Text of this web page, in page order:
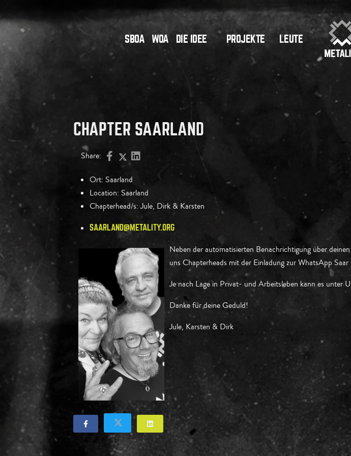
SBOA WOA DIE IDEE PROJEKTE LEUTE
CHAPTER SAARLAND
Share:
Ort: Saarland
Location: Saarland
Chapterhead/s:Jule, Dirk & Karsten
SAARLAND@METALITY.ORG
Neben der automatisierten Benachrichtigung über
uns Chapterheads mit der Einladung zur WhatsApp
Je nach Lage in Privat- und Arbeitsleben kann es unter
Danke für deine Geduld!
Jule, Karsten & Dirk